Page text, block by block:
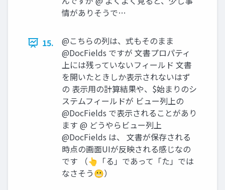
情がありそうで…
15.
@こちらの列は、式もそのまま
@DocFields ですが 文書プロパティ
上には残っていないフィールド 文書
を開いたときしか表示されないはず
の 表示用の計算結果や、$始まりのシ
ステムフィールドが ビュー列上の
@DocFields で表示されることがあり
ます @ どうやらビュー列上
@DocFields は、 文書が保存される
時点の画面UIが反映される感じなの
です （👆「る」であって「た」では
なさそう😬）